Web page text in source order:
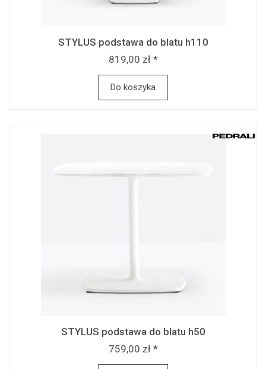
STYLUS podstawa do blatu h110
819,00 zł *
Do koszyka
STYLUS podstawa do blatu h50
759,00 zł *